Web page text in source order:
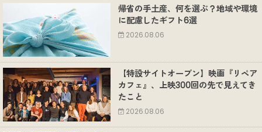
帰省の手土産、何を選ぶ？地域や環境
に配慮したギフト6選
2026.08.06
【特設サイトオープン】映画『リペア
カフェ』、上映300回の先で見えてき
たこと
2026.08.06